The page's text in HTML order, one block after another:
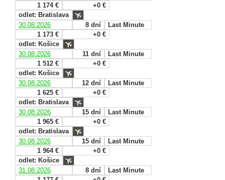
1 174 €
+0 €
odlet: Bratislava
30.08.2026
8 dní
Last Minute
1 173 €
+0 €
odlet: Košice
30.08.2026
11 dní
Last Minute
1 512 €
+0 €
odlet: Košice
30.08.2026
12 dní
Last Minute
1 625 €
+0 €
odlet: Bratislava
30.08.2026
15 dní
Last Minute
1 965 €
+0 €
odlet: Bratislava
30.08.2026
15 dní
Last Minute
1 964 €
+0 €
odlet: Košice
31.08.2026
8 dní
Last Minute